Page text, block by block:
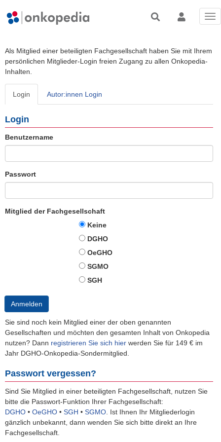
Als Mitglied einer beteiligten Fachgesellschaft haben Sie mit Ihrem
persönlichen Mitglieder-Login freien Zugang zu allen Onkopedia-
Inhalten.
Login Autor:innen Login
Login
Benutzername
Passwort
Mitglied der Fachgesellschaft
Keine
DGHO
OeGHO
SGMO
SGH
Anmelden
Sie sind noch kein Mitglied einer der oben genannten
Gesellschaften und möchten den gesamten Inhalt von Onkopedia
nutzen? Dann registrieren Sie sich hier werden Sie für 149 € im
Jahr DGHO-Onkopedia-Sondermitglied.
Passwort vergessen?
Sind Sie Mitglied in einer beteiligten Fachgesellschaft, nutzen Sie
bitte die Passwort-Funktion Ihrer Fachgesellschaft:
DGHO • OeGHO • SGH • SGMO Ist Ihnen Ihr Mitgliederlogin
gänzlich unbekannt, dann wenden Sie sich bitte direkt an Ihre
Fachgesellschaft.